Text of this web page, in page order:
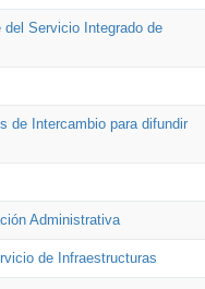
Servicio Integrado de
de Intercambio para difundir
Administrativa
de Infraestructuras